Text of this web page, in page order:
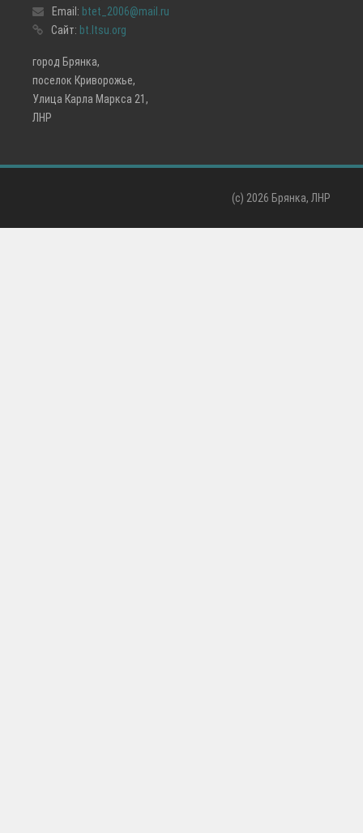
Email: btet_2006@mail.ru
Сайт: bt.ltsu.org
город Брянка,
поселок Криворожье,
Улица Карла Маркса 21,
ЛНР
(c) 2026 Брянка, ЛНР